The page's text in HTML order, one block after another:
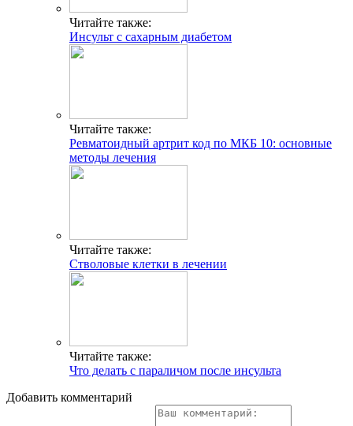
Читайте также:
Инсульт с сахарным диабетом
Читайте также:
Ревматоидный артрит код по МКБ 10: основные
методы лечения
Читайте также:
Стволовые клетки в лечении
Читайте также:
Что делать с параличом после инсульта
Добавить комментарий